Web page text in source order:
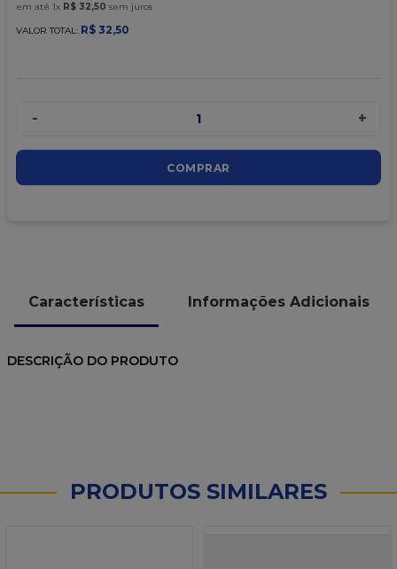
em até 1x R$ 32,50 sem juros
VALOR TOTAL: R$ 32,50
- 1 +
COMPRAR
Características Informações Adicionais
DESCRIÇÃO DO PRODUTO
PRODUTOS SIMILARES